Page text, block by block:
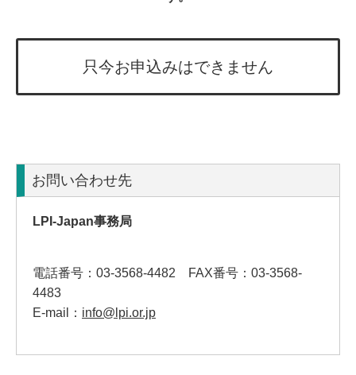
只今お申込みはできません
お問い合わせ先
LPI-Japan事務局
電話番号：03-3568-4482 FAX番号：03-3568-
4483
E-mail： info@lpi.or.jp